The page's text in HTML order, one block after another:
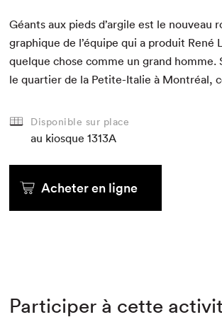
Géants aux pieds d’argile est le nou­veau
graphique de l’équipe qui a pro­duit René
quelque chose comme un grand homme.
le quarti­er de la Petite-Ital­ie à Mon­tréal,
Disponible sur place
au kiosque 1313A
Acheter en ligne
Participer à cette